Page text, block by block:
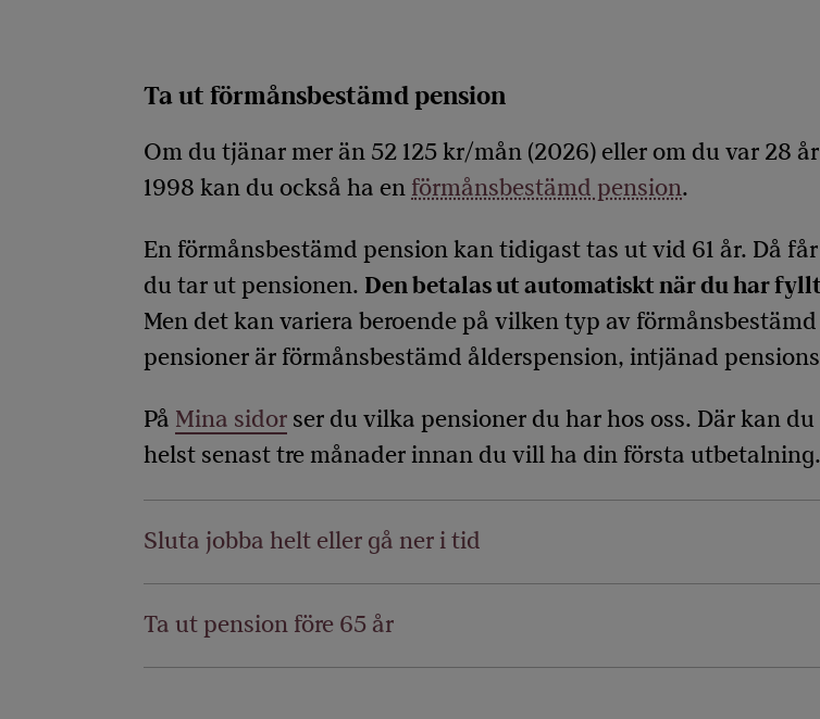
Ta ut förmånsbestämd pension
Om du tjänar mer än 52 125 kr/mån (2026) eller om du var 28
1998 kan du också ha en förmånsbestämd pension.
En förmånsbestämd pension kan tidigast tas ut vid 61 år. Då
du tar ut pensionen. Den betalas ut automatiskt när du har
Men det kan variera beroende på vilken typ av
pensioner är förmånsbestämd ålderspension, intjänad
På Mina sidor ser du vilka pensioner du har hos oss. Där kan
helst senast tre månader innan du vill ha din första utbetalning.
Sluta jobba helt eller gå ner i tid
Ta ut pension före 65 år